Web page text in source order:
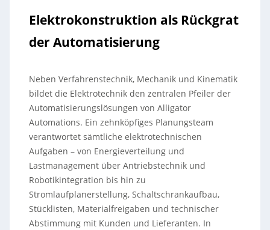
Elektrokonstruktion als Rückgrat
der Automatisierung
Neben Verfahrenstechnik, Mechanik und Kinematik
bildet die Elektrotechnik den zentralen Pfeiler der
Automatisierungslösungen von Alligator
Automations. Ein zehnköpfiges Planungsteam
verantwortet sämtliche elektrotechnischen
Aufgaben – von Energieverteilung und
Lastmanagement über Antriebstechnik und
Robotikintegration bis hin zu
Stromlaufplanerstellung, Schaltschrankaufbau,
Stücklisten, Materialfreigaben und technischer
Abstimmung mit Kunden und Lieferanten. In